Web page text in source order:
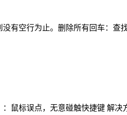
有空行为止。删除所有回车：查
标误点，无意碰触快捷键 解决